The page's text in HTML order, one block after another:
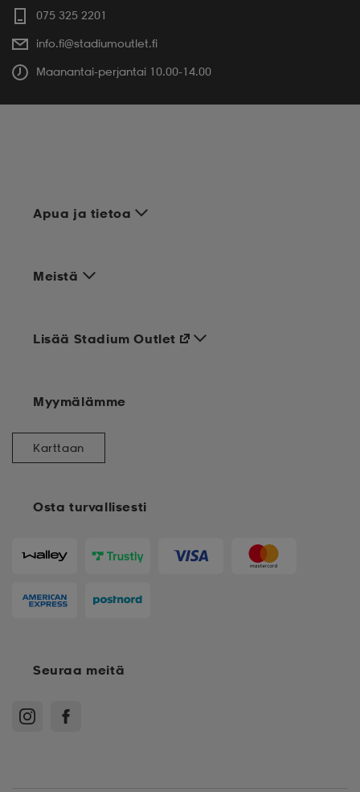
075 325 2201
info.fi@stadiumoutlet.fi
Maanantai-perjantai 10.00-14.00
Apua ja tietoa
Meistä
Osta turvallisesti
Lisää Stadium Outlet
Myymälämme
Karttaan
Seuraa meitä